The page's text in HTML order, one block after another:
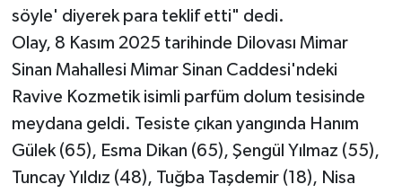
söyle' diyerek para teklif etti" dedi.
Olay, 8 Kasım 2025 tarihinde Dilovası Mimar
Sinan Mahallesi Mimar Sinan Caddesi'ndeki
Ravive Kozmetik isimli parfüm dolum tesisinde
meydana geldi. Tesiste çıkan yangında Hanım
Gülek (65), Esma Dikan (65), Şengül Yılmaz (55),
Tuncay Yıldız (48), Tuğba Taşdemir (18), Nisa